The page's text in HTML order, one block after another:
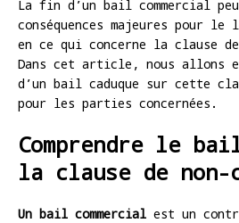
La fin d’un bail commercial
conséquences majeures pour le
en ce qui concerne la clause
Dans cet article, nous allons
d’un bail caduque sur cette
pour les parties concernées.
Comprendre le
la clause de non-
Un bail commercial est un